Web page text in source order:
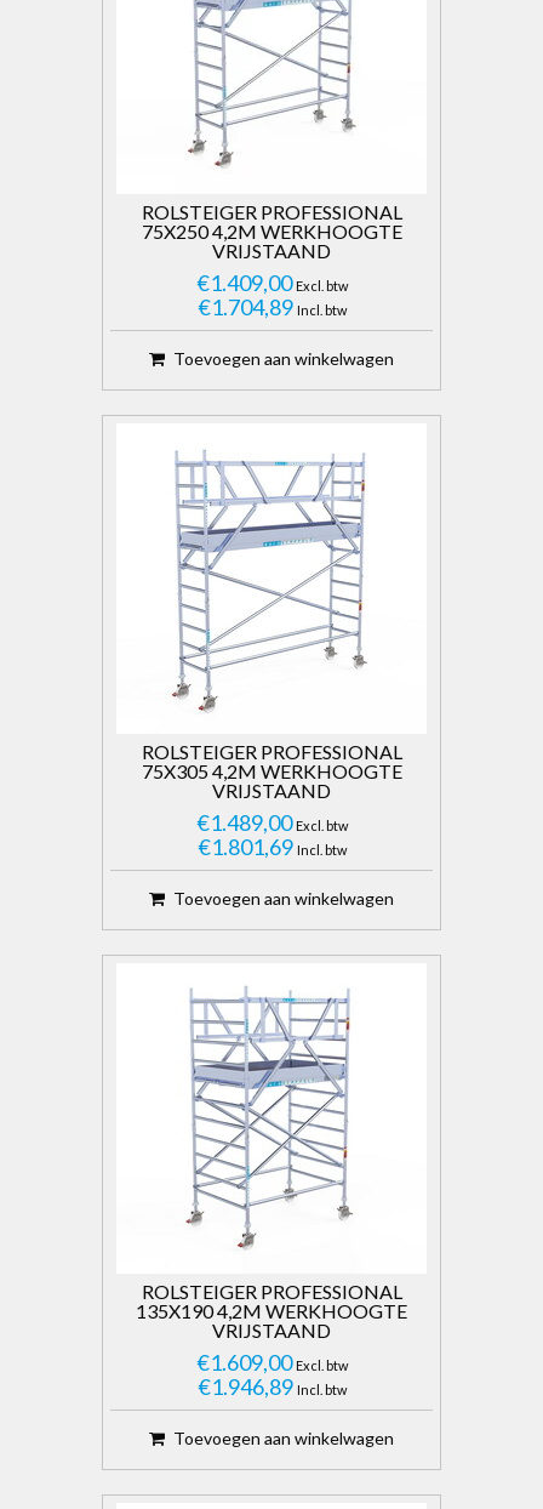
ROLSTEIGER PROFESSIONAL
75X250 4,2M WERKHOOGTE
VRIJSTAAND
€1.409,00 Excl. btw
€1.704,89 Incl. btw
Toevoegen aan winkelwagen
ROLSTEIGER PROFESSIONAL
75X305 4,2M WERKHOOGTE
VRIJSTAAND
€1.489,00 Excl. btw
€1.801,69 Incl. btw
Toevoegen aan winkelwagen
ROLSTEIGER PROFESSIONAL
135X190 4,2M WERKHOOGTE
VRIJSTAAND
€1.609,00 Excl. btw
€1.946,89 Incl. btw
Toevoegen aan winkelwagen